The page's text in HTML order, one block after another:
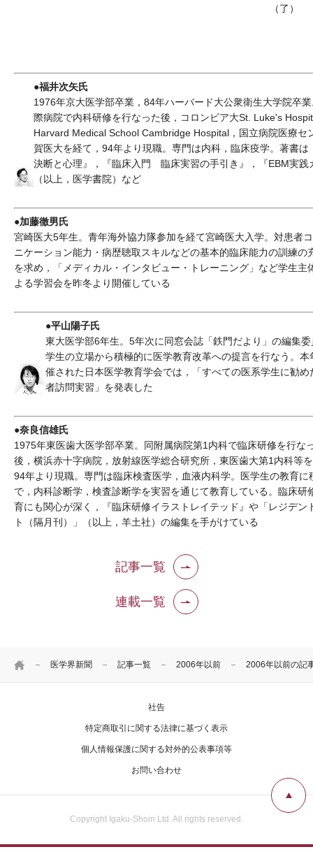
HOME 医学界新聞 記事一覧 2006年以前 2006年以前の記
（了）
●福井次矢氏
1976年京大医学部卒業，84年ハーバード大公衆衛生大学院卒
際病院で内科研修を行なった後，コロンビア大St. Luke's
Harvard Medical School Cambridge Hospital，国立病院医療セ
賀医大を経て，94年より現職。専門は内科，臨床疫学。著書は
決断と心理』，『臨床入門 臨床実習の手引き』，『EBM実践
（以上，医学書院）など
●加藤徹男氏
宮崎医大5年生。青年海外協力隊参加を経て宮崎医大入学。対患者
ニケーション能力・病歴聴取スキルなどの基本的臨床能力の訓練の
を求め，「メディカル・インタビュー・トレーニング」など学生主
よる学習会を昨冬より開催している
●平山陽子氏
東大医学部6年生。5年次に同窓会誌「鉄門だより」の編集
学生の立場から積極的に医学教育改革への提言を行なう。本
催された日本医学教育学会では，「すべての医系学生に勧め
者訪問実習」を発表した
●奈良信雄氏
1975年東医歯大医学部卒業。同附属病院第1内科で臨床研修を行な
後，横浜赤十字病院，放射線医学総合研究所，東医歯大第1内科等
94年より現職。専門は臨床検査医学，血液内科学。医学生の教育に
で，内科診断学，検査診断学を実習を通じて教育している。臨床研
育にも関心が深く，『臨床研修イラストレイテッド』や「レジデン
ト（隔月刊）」（以上，羊土社）の編集を手がけている
記事一覧
連載一覧
社告
特定商取引に関する法律に基づく表示
個人情報保護に関する対外的公表事項等
お問い合わせ
Copyright Igaku-Shoin Ltd. All rights reserved.